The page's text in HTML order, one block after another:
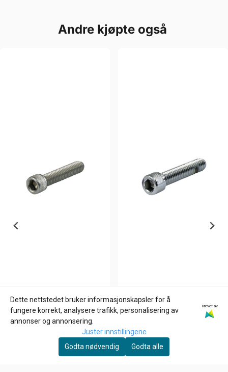
Andre kjøpte også
GARDNER-WESTCOTT
3/8-16 X 3/4 INCH Allen
GARDNER-WESTCOTT
1/4-20 x 1 3/4 inch allen
bolt
39,-
Dette nettstedet bruker informasjonskapsler for å
fungere korrekt, analysere trafikk, personalisering av
annonser og annonsering.
Drevet av
Juster innstillingene
Godta nødvendig
Godta alle